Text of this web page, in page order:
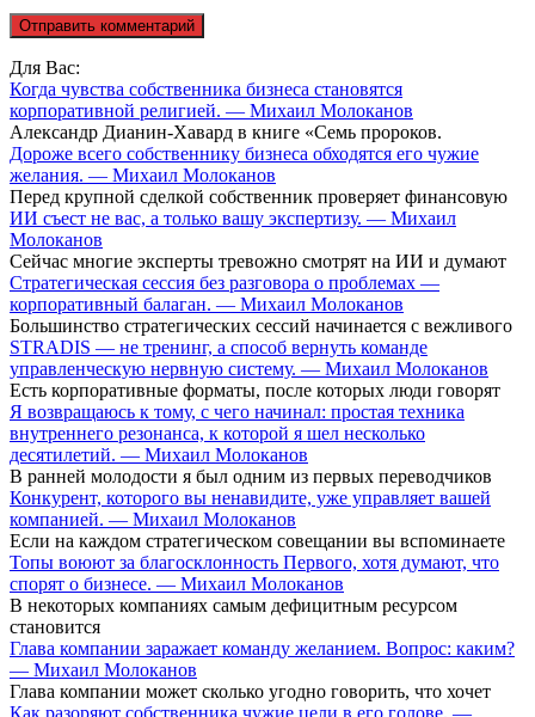
Для Вас:
Когда чувства собственника бизнеса становятся
корпоративной религией. — Михаил Молоканов
Александр Дианин-Хавард в книге «Семь пророков.
Дороже всего собственнику бизнеса обходятся его чужие
желания. — Михаил Молоканов
Перед крупной сделкой собственник проверяет финансовую
ИИ съест не вас, а только вашу экспертизу. — Михаил
Молоканов
Сейчас многие эксперты тревожно смотрят на ИИ и думают
Стратегическая сессия без разговора о проблемах —
корпоративный балаган. — Михаил Молоканов
Большинство стратегических сессий начинается с вежливого
STRADIS — не тренинг, а способ вернуть команде
управленческую нервную систему. — Михаил Молоканов
Есть корпоративные форматы, после которых люди говорят
Я возвращаюсь к тому, с чего начинал: простая техника
внутреннего резонанса, к которой я шел несколько
десятилетий. — Михаил Молоканов
В ранней молодости я был одним из первых переводчиков
Конкурент, которого вы ненавидите, уже управляет вашей
компанией. — Михаил Молоканов
Если на каждом стратегическом совещании вы вспоминаете
Топы воюют за благосклонность Первого, хотя думают, что
спорят о бизнесе. — Михаил Молоканов
В некоторых компаниях самым дефицитным ресурсом
становится
Глава компании заражает команду желанием. Вопрос: каким?
— Михаил Молоканов
Глава компании может сколько угодно говорить, что хочет
Как разоряют собственника чужие цели в его голове. —